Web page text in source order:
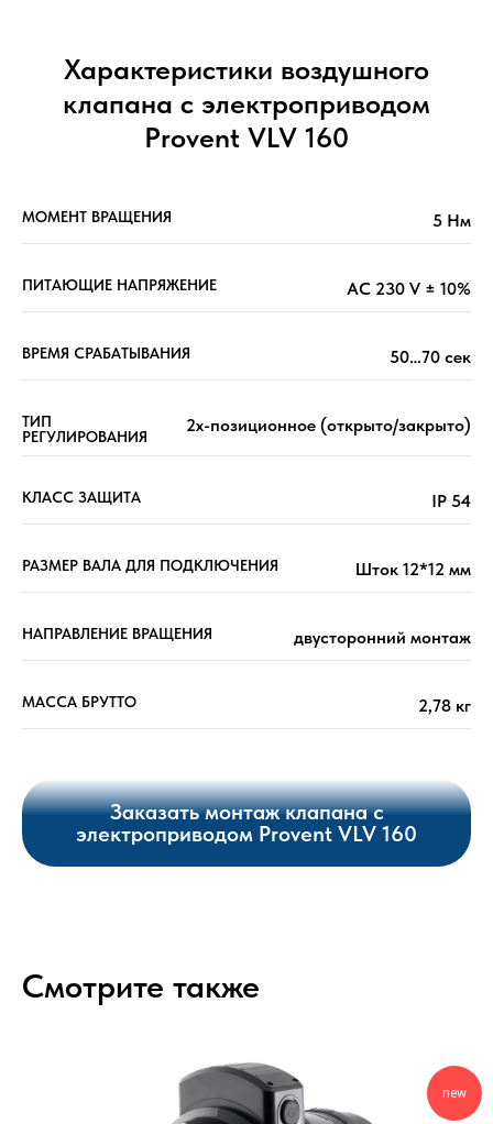
Характеристики воздушного
клапана с электроприводом
Provent VLV 160
МОМЕНТ ВРАЩЕНИЯ 5 Нм
ПИТАЮЩИЕ НАПРЯЖЕНИЕ AC 230 V ± 10%
ВРЕМЯ СРАБАТЫВАНИЯ 50…70 сек
ТИП
РЕГУЛИРОВАНИЯ
2х-позиционное (открыто/закрыто)
КЛАСС ЗАЩИТА IP 54
РАЗМЕР ВАЛА ДЛЯ ПОДКЛЮЧЕНИЯ Шток 12*12 мм
НАПРАВЛЕНИЕ ВРАЩЕНИЯ двусторонний монтаж
МАССА БРУТТО 2,78 кг
Заказать монтаж клапана с
электроприводом Provent VLV 160
Смотрите также
new